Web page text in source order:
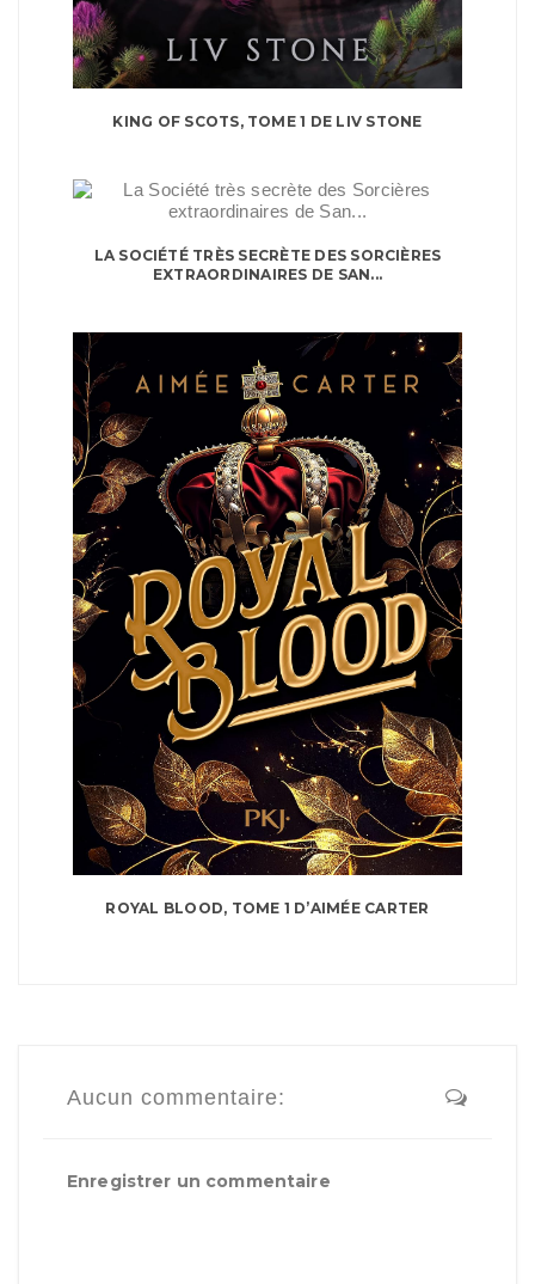
KING OF SCOTS, TOME 1 DE LIV STONE
LA SOCIÉTÉ TRÈS SECRÈTE DES SORCIÈRES
EXTRAORDINAIRES DE SAN...
ROYAL BLOOD, TOME 1 D’AIMÉE CARTER
Aucun commentaire:
Enregistrer un commentaire